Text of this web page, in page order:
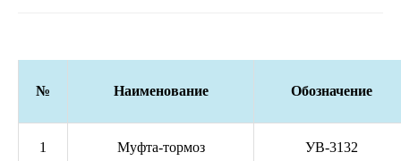
№ Наименование Обозначение
1 Муфта-тормоз УВ-3132